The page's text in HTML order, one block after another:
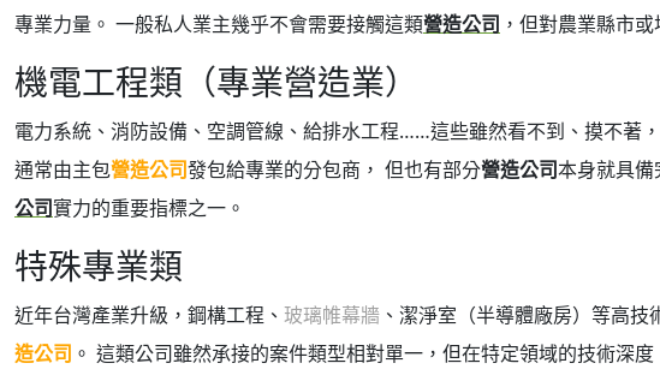
專業力量。 一般私人業主幾乎不會需要接觸這類營造公司 ，但對農業縣市
機電工程類（專業營造業）
電力系統、消防設備、空調管線、給排水工程……這些雖然看不到、摸不著
通常由主包營造公司發包給專業的分包商， 但也有部分營造公司本身就具
公司實力的重要指標之一。
特殊專業類
近年台灣產業升級，鋼構工程、 玻璃帷幕牆 、潔淨室（半導體廠房）等高
造公司 。 這類公司雖然承接的案件類型相對單一，但在特定領域的技術深